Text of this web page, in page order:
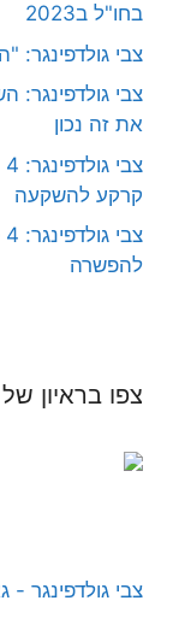
בחו"ל ב2023
צבי גולדפינגר:
צבי גולדפינגר:
את זה נכון
קרקע להשקעה
להפשרה
צפו בראיון
צבי גולדפינגר